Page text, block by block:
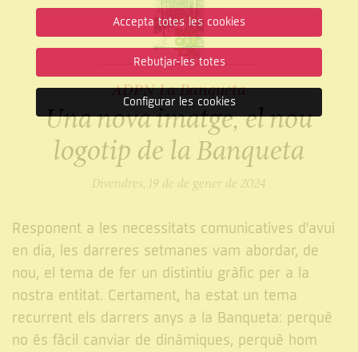
ADPN La Banqueta
Una nova imatge, el nou
logotip de la Banqueta
Divendres, 19 de de gener de 2024
Responent a les necessitats comunicatives d'avui
en dia, les darreres setmanes vam abordar, de
nou, el tema de fer un distintiu gràfic per a la
nostra entitat. Certament, ha estat un tema
recurrent els darrers anys a la Banqueta: perquè
no és fàcil canviar de dinàmiques, perquè hom
Accepta totes les cookies
Rebutjar-les totes
Configurar les cookies